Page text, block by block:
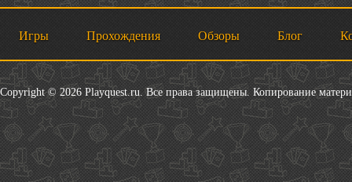
Игры Прохождения Обзоры Блог
Copyright © 2026 Playquest.ru. Все права защищены. Копирование